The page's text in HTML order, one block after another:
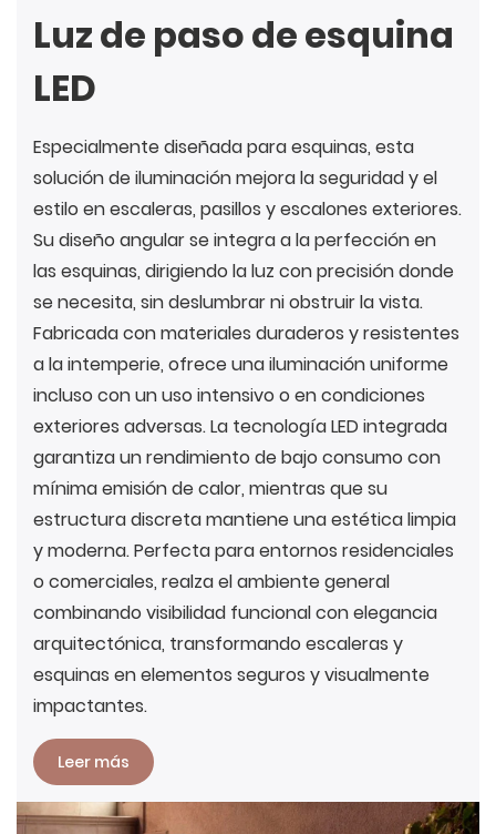
Luz de paso de esquina
LED
Especialmente diseñada para esquinas, esta
solución de iluminación mejora la seguridad y el
estilo en escaleras, pasillos y escalones exteriores.
Su diseño angular se integra a la perfección en
las esquinas, dirigiendo la luz con precisión donde
se necesita, sin deslumbrar ni obstruir la vista.
Fabricada con materiales duraderos y resistentes
a la intemperie, ofrece una iluminación uniforme
incluso con un uso intensivo o en condiciones
exteriores adversas. La tecnología LED integrada
garantiza un rendimiento de bajo consumo con
mínima emisión de calor, mientras que su
estructura discreta mantiene una estética limpia
y moderna. Perfecta para entornos residenciales
o comerciales, realza el ambiente general
combinando visibilidad funcional con elegancia
arquitectónica, transformando escaleras y
esquinas en elementos seguros y visualmente
impactantes.
Leer más